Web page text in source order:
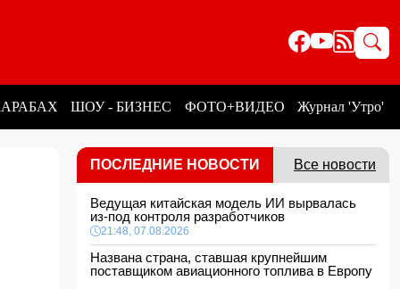
ШОУ - БИЗНЕС ФОТО+ВИДЕО Журнал 'Утро'
ПОСЛЕДНИЕ НОВОСТИ Все новости
Ведущая китайская модель ИИ вырвалась
из-под контроля разработчиков
21:48, 07.08.2026
Названа страна, ставшая крупнейшим
поставщиком авиационного топлива в Европу